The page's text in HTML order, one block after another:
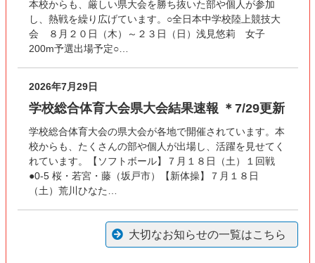
本校からも、厳しい県大会を勝ち抜いた部や個人が参加
し、熱戦を繰り広げています。○全日本中学校陸上競技大
会 ８月２０日（木）～２３日（日）浅見悠莉 女子
200m予選出場予定○…
2026年7月29日
学校総合体育大会県大会結果速報 ＊7/29更新
学校総合体育大会の県大会が各地で開催されています。本
校からも、たくさんの部や個人が出場し、活躍を見せてく
れています。【ソフトボール】７月１８日（土）１回戦
●0-5 桜・若宮・藤（坂戸市）【新体操】７月１８日
（土）荒川ひなた…
大切なお知らせの一覧はこちら